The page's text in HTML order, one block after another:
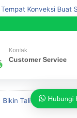
Konveksi Buat
Kaos Sablon
Seragam Rompi
Tali Lanyard
Kontak
Customer Service
Hubungi